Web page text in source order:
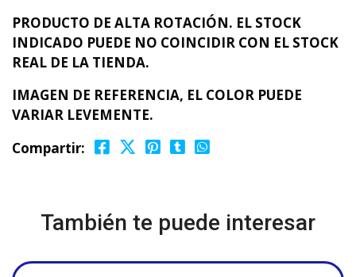
PRODUCTO DE ALTA ROTACIÓN. EL STOCK
INDICADO PUEDE NO COINCIDIR CON EL STOCK
REAL DE LA TIENDA.
IMAGEN DE REFERENCIA, EL COLOR PUEDE
VARIAR LEVEMENTE.
Compartir:
También te puede interesar